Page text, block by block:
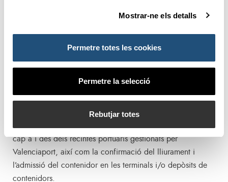
Mostrar-ne els detalls
Permetre totes les cookies
Permetre la selecció
Rebutjar totes
cas del transport marítim, la plataforma ofereix una única
font d’informació amb les eixides i arribades des d’i cap
als ports de Valenciaport de les principals navilieres del
món, la reserva d’espai per als contenidors a les empreses
les instruccions d’embarque. En el cas del transport
terrestre, ValenciaportPCS permet als agents involucrats la
generació i gestió de les ordres de transport, admítases i
entrégueses necessaris per a la realització d’este transport
cap a i des dels recintes portuaris gestionats per
Valenciaport, així com la confirmació del lliurament i
l’admissió del contenidor en les terminals i/o depòsits de
contenidors.